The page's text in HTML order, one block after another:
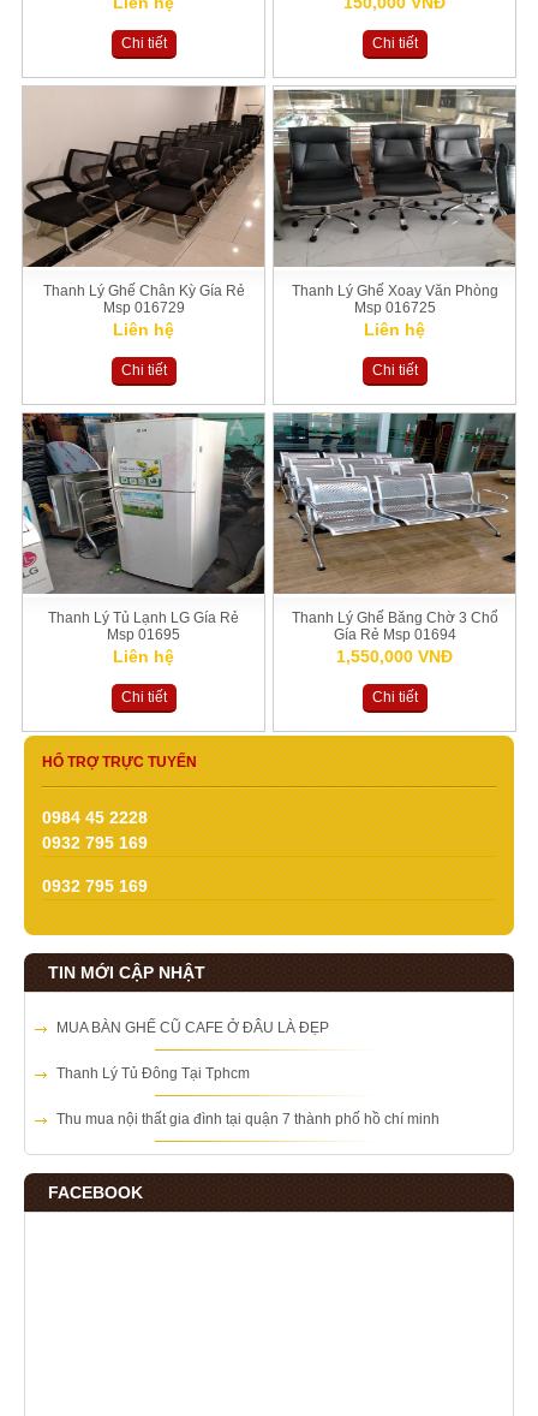
Chi tiết Chi tiết
Thanh Lý Ghế Chân Kỳ Gía Rẻ
Msp 016729
Liên hệ
Chi tiết
Thanh Lý Ghế Xoay Văn Phòng
Msp 016725
Liên hệ
Chi tiết
Thanh Lý Tủ Lạnh LG Gía Rẻ
Msp 01695
Liên hệ
Chi tiết
Thanh Lý Ghế Băng Chờ 3 Chổ
Gía Rẻ Msp 01694
1,550,000 VNĐ
Chi tiết
HỔ TRỢ TRỰC TUYẾN
0984 45 2228
0932 795 169
0932 795 169
TIN MỚI CẬP NHẬT
MUA BÀN GHẾ CŨ CAFE Ở ĐÂU LÀ ĐẸP
Thanh Lý Tủ Đông Tại Tphcm
Thu mua nội thất gia đình tại quận 7 thành phố hồ chí minh
FACEBOOK